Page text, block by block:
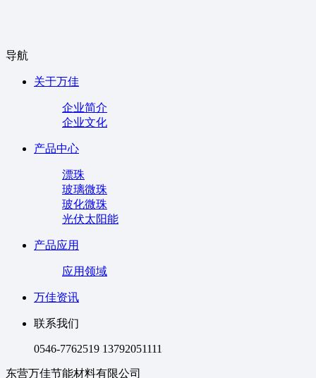
导航
关于万佳
企业简介
企业文化
产品中心
漂珠
玻璃微珠
玻化微珠
光伏太阳能
产品应用
应用领域
万佳资讯
联系我们
0546-7762519 13792051111
东营万佳节能材料有限公司